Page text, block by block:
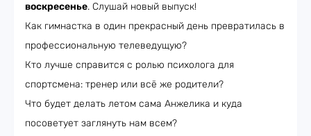
воскресенье. Слушай новый выпуск!
Как гимнастка в один прекрасный день превратилась в
профессиональную телеведущую?
Кто лучше справится с ролью психолога для
спортсмена: тренер или всё же родители?
Что будет делать летом сама Анжелика и куда
посоветует заглянуть нам всем?